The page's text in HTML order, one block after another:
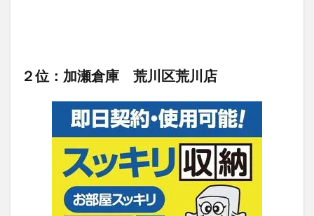
２位：加瀬倉庫 荒川区荒川店